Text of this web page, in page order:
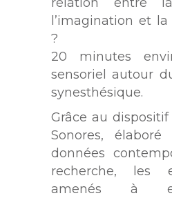
l’imagination et
?
20 minutes
sensoriel autour
synesthésique.
Grâce au dispositif
Sonores,
données
recherche, les
amenés à